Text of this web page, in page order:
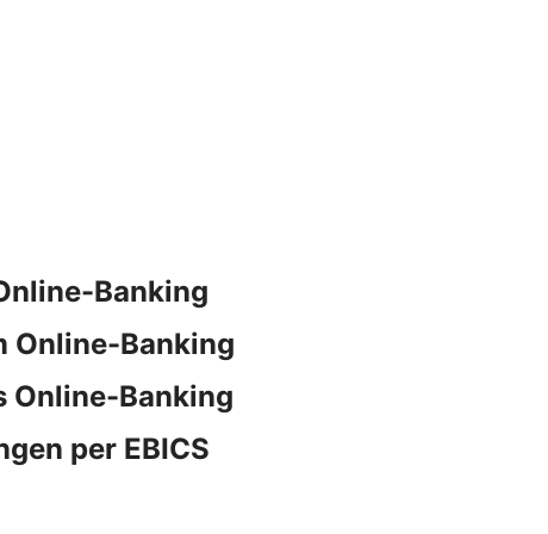
Banking
Online-Banking
Online-Banking
per EBICS